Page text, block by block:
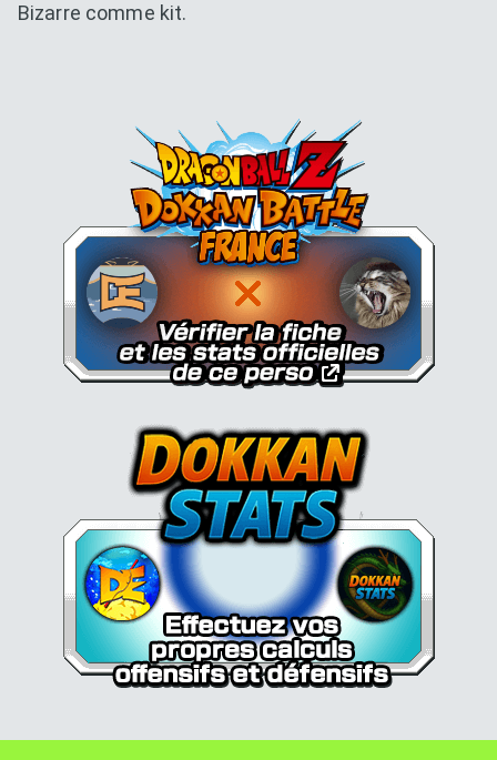
Bizarre comme kit.
Dokkan Essentials x Dragon